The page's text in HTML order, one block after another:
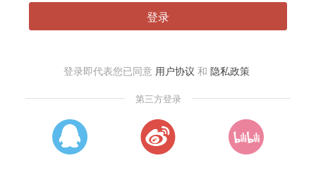
登录
登录即代表您已同意 用户协议 和 隐私政策
第三方登录